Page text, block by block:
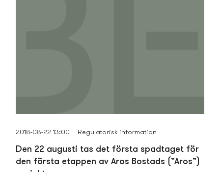
2018-08-22 13:00 Regulatorisk information
Den 22 augusti tas det första spadtaget för
den första etappen av Aros Bostads­ (”Aros”)